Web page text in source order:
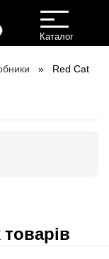
Toggle
navigation
Каталог
Red Cat